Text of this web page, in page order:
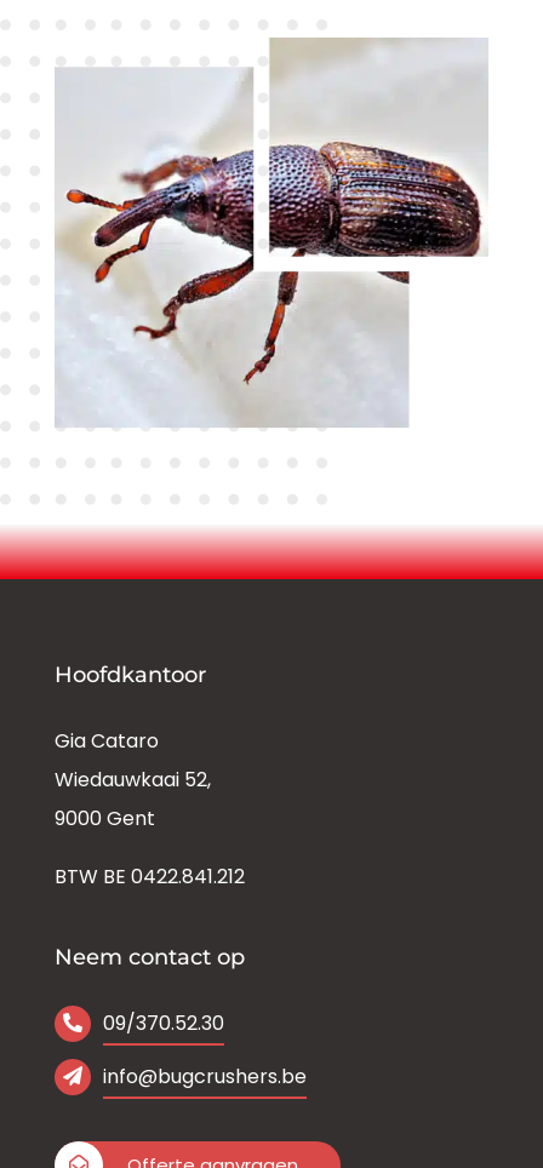
Hoofdkantoor
Gia Cataro
Wiedauwkaai 52,
9000 Gent
BTW BE 0422.841.212
Neem contact op
09/370.52.30
info@bugcrushers.be